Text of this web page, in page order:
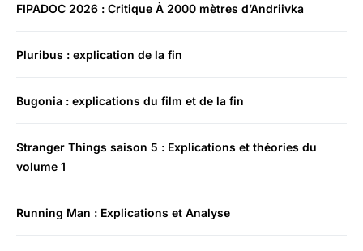
FIPADOC 2026 : Critique À 2000 mètres d’Andriivka
Pluribus : explication de la fin
Bugonia : explications du film et de la fin
Stranger Things saison 5 : Explications et théories du
volume 1
Running Man : Explications et Analyse